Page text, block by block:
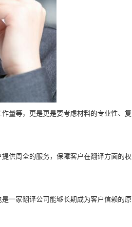
量等，更是更是要考虑材料的专业性、复
供周全的服务，保障客户在翻译方面的权
一家翻译公司能够长期成为客户信赖的原